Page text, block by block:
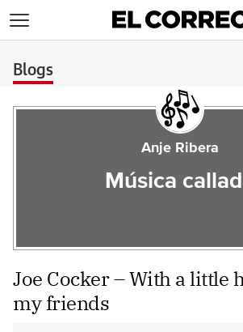
Blogs
Anje Ribera
Música
Joe Cocker – With a little
my friends